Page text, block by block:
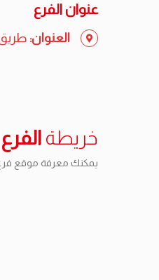
عنوان الفرع
العنوان: طريق
خريطة الفرع
يمكنك معرفة موقع